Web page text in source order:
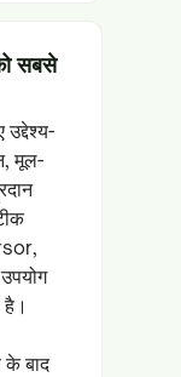
सबसे
मूल-
है।
बाद